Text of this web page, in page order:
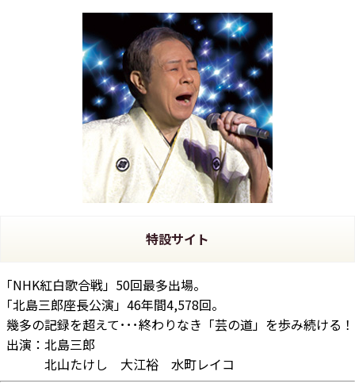
特設サイト
「NHK紅白歌合戦」50回最多出場。
「北島三郎座長公演」46年間4,578回。
幾多の記録を超えて･･･終わりなき「芸の道」を歩み続ける！
出演：北島三郎
北山たけし 大江裕 水町レイコ